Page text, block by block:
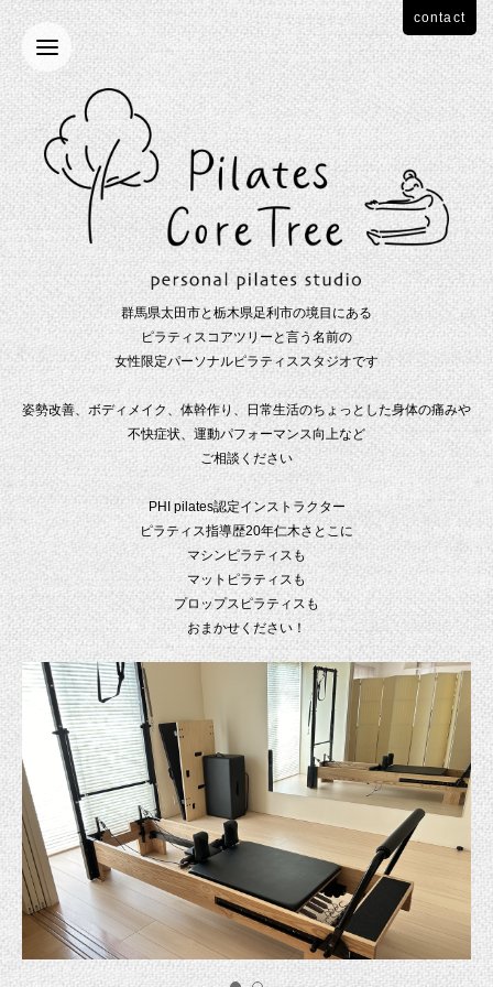
群馬県太田市と栃木県足利市の境目にある
ピラティスコアツリーと言う名前の
女性限定パーソナルピラティススタジオです
姿勢改善、ボディメイク、体幹作り、日常生活のちょっとした身体の痛みや
不快症状、運動パフォーマンス向上など
ご相談ください
PHI pilates認定インストラクター
ピラティス指導歴20年仁木さとこに
マシンピラティスも
マットピラティスも
プロップスピラティスも
おまかせください！
contact